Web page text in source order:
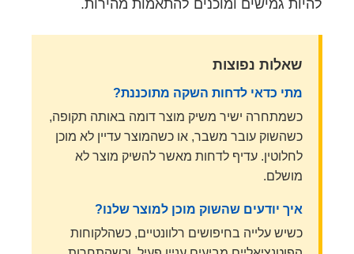
להיות גמישים ומוכנים להתאמות מהירות.
שאלות נפוצות
מתי כדאי לדחות השקה מתוכננת?
כשמתחרה ישיר משיק מוצר דומה באותה תקופה,
כשהשוק עובר משבר, או כשהמוצר עדיין לא מוכן
לחלוטין. עדיף לדחות מאשר להשיק מוצר לא
מושלם.
איך יודעים שהשוק מוכן למוצר שלנו?
כשיש עלייה בחיפושים רלוונטיים, כשהלקוחות